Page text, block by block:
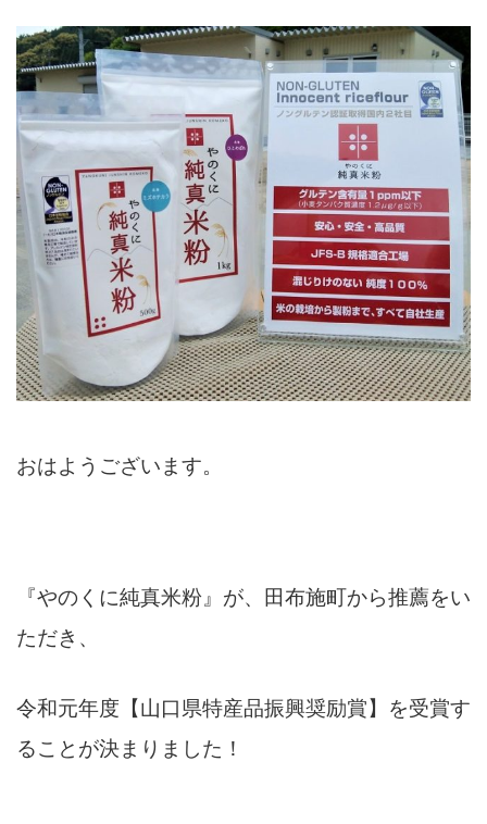
おはようございます。
『やのくに純真米粉』が、田布施町から推薦をい
ただき、
令和元年度【山口県特産品振興奨励賞】を受賞す
ることが決まりました！